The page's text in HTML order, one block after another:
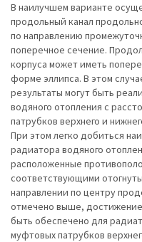
В наилучшем варианте
продольный канал
по направлению
поперечное сечение.
корпуса может иметь
форме эллипса. В этом
результаты могут быть
водяного отопления с
патрубков верхнего и
При этом легко добиться
радиатора водяного
расположенные
соответствующими
направлении по центру
отмечено выше,
быть обеспечено для
муфтовых патрубков